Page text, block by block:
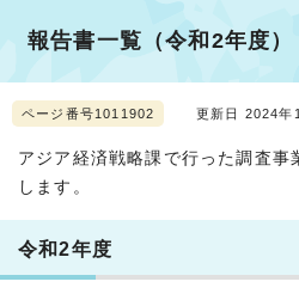
報告書一覧（令和2年度）
ページ番号1011902 更新日 2024年1
アジア経済戦略課で行った調査事
します。
令和2年度